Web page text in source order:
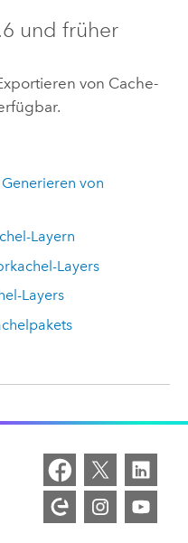
und früher
von Cache-
von
Layern
Layers
Layers